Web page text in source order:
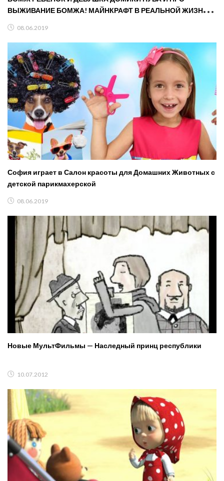
ВЫЖИВАНИЕ БОМЖА! МАЙНКРАФТ В РЕАЛЬНОЙ ЖИЗНИ
08.06.2019
София играет в Салон красоты для Домашних Животных с
детской парикмахерской
08.06.2019
Новые МультФильмы — Наследный принц республики
10.07.2012